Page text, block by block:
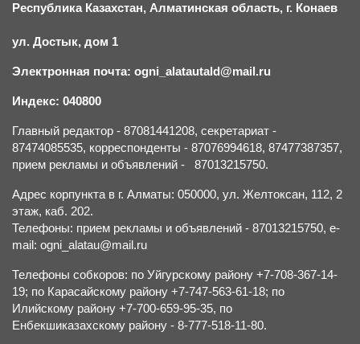
Республика Казахстан, Алматинская область, г. Конаев
ул. Достык, дом 1
Электронная почта: ogni_alatautald@mail.ru
Индекс: 040800
Главный редактор - 87081441208, секретариат -
87474085535, корреспонденты - 87076994618, 87477387357,
прием рекламы и объявлений - 87013215750.
Адрес корпункта в г. Алматы: 050000, ул. Желтоксан, 112, 2
этаж, каб. 202.
Телефоны: прием рекламы и объявлений - 87013215750, e-
mail: ogni_alatau@mail.ru
Телефоны собкоров: по Уйгурскому району +7-708-367-14-
19; по Карасайскому району +7-747-563-61-18; по
Илийскому району +7-700-659-95-35, по
Енбекшиказахскому району - 8-777-518-11-80.